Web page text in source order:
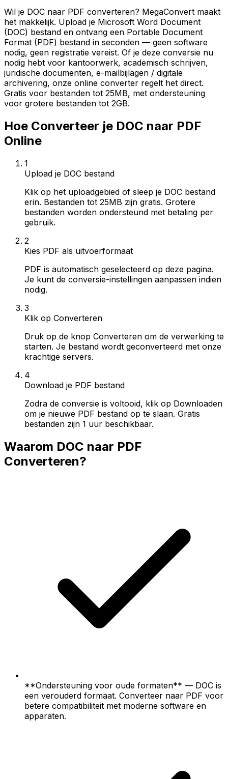
Wil je DOC naar PDF converteren? MegaConvert maakt
het makkelijk. Upload je Microsoft Word Document
(DOC) bestand en ontvang een Portable Document
Format (PDF) bestand in seconden — geen software
nodig, geen registratie vereist. Of je deze conversie nu
nodig hebt voor kantoorwerk, academisch schrijven,
juridische documenten, e-mailbijlagen / digitale
archivering, onze online converter regelt het direct.
Gratis voor bestanden tot 25MB, met ondersteuning
voor grotere bestanden tot 2GB.
Hoe Converteer je DOC naar PDF
Online
1
Upload je DOC bestand
Klik op het uploadgebied of sleep je DOC bestand
erin. Bestanden tot 25MB zijn gratis. Grotere
bestanden worden ondersteund met betaling per
gebruik.
2
Kies PDF als uitvoerformaat
PDF is automatisch geselecteerd op deze pagina.
Je kunt de conversie-instellingen aanpassen indien
nodig.
3
Klik op Converteren
Druk op de knop Converteren om de verwerking te
starten. Je bestand wordt geconverteerd met onze
krachtige servers.
4
Download je PDF bestand
Zodra de conversie is voltooid, klik op Downloaden
om je nieuwe PDF bestand op te slaan. Gratis
bestanden zijn 1 uur beschikbaar.
Waarom DOC naar PDF
Converteren?
**Ondersteuning voor oude formaten** — DOC is
een verouderd formaat. Converteer naar PDF voor
betere compatibiliteit met moderne software en
apparaten.